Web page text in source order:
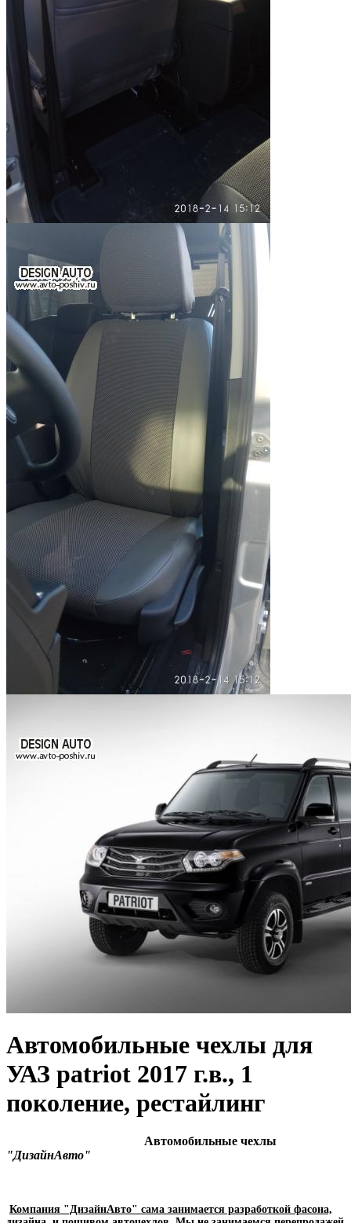
Автомобильные чехлы для
УАЗ patriot 2017 г.в., 1
поколение, рестайлинг
Автомобильные чехлы
"ДизайнАвто"
Компания "ДизайнАвто" сама занимается разработкой фасона,